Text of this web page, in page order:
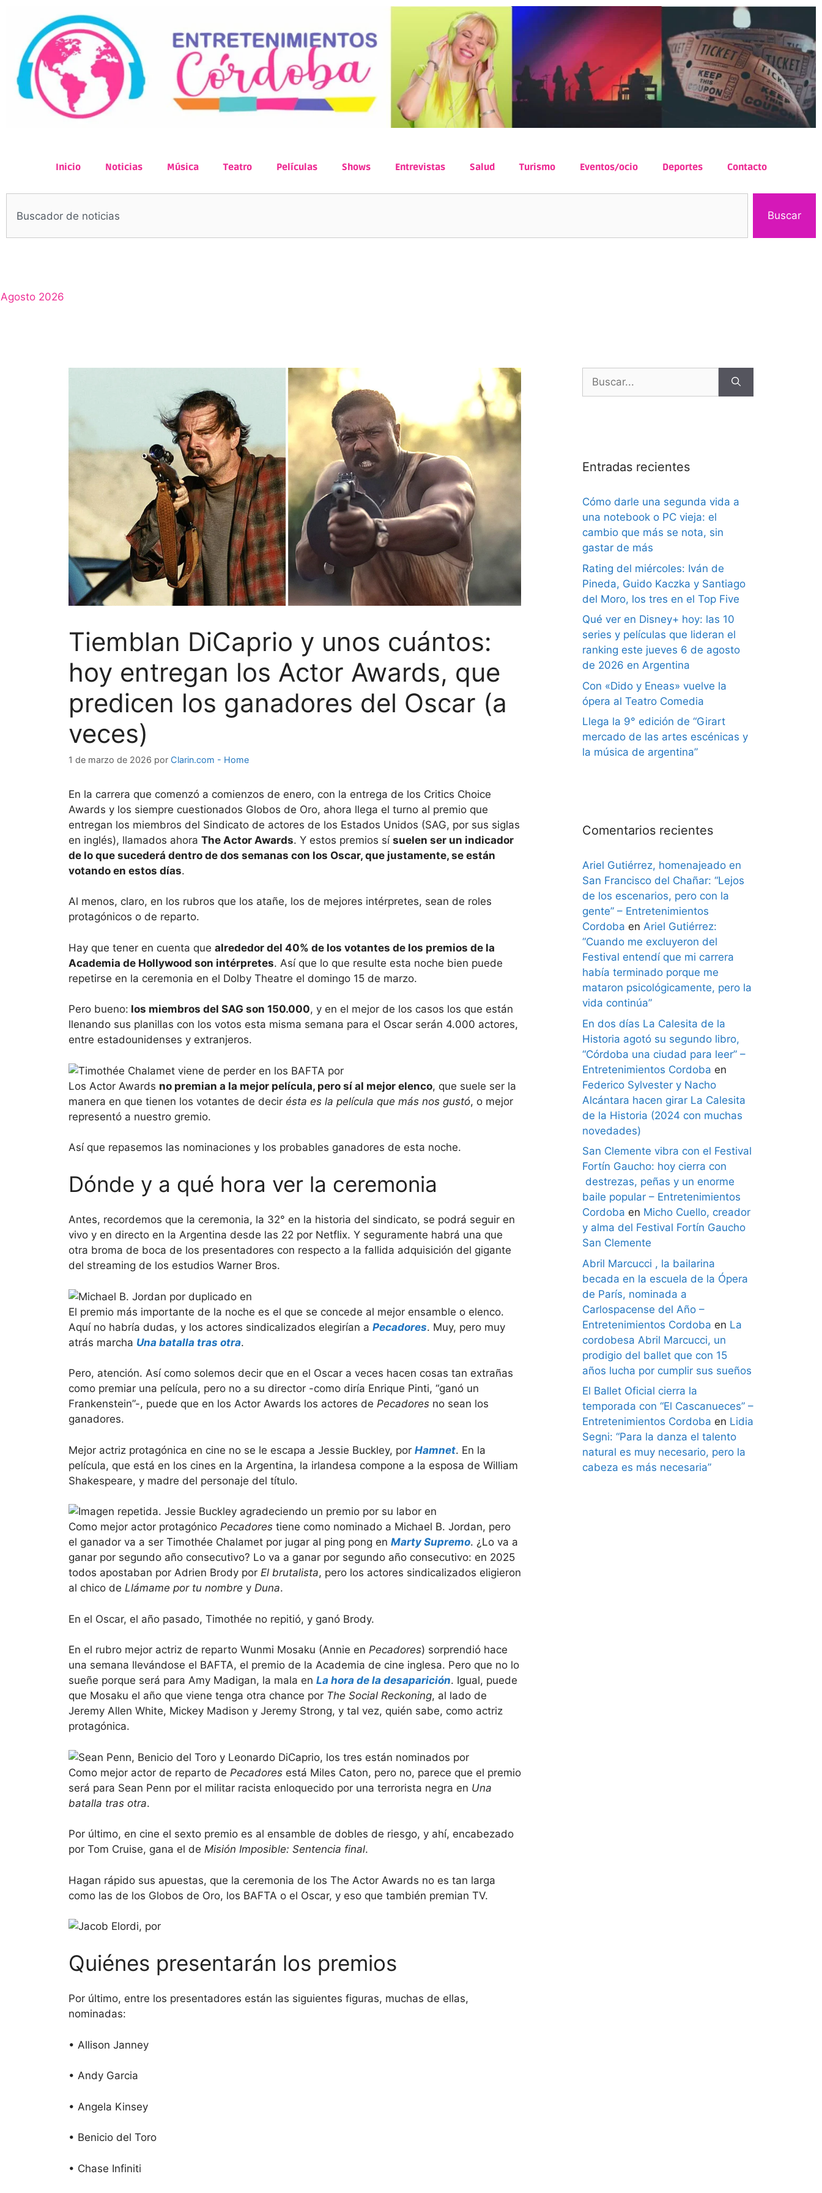
Inicio Noticias Música Teatro Películas Shows Entrevistas Salud Turismo Eventos/ocio Deportes Contacto
Buscar
Agosto 2026
Tiemblan DiCaprio y unos cuántos:
hoy entregan los Actor Awards, que
predicen los ganadores del Oscar (a
veces)
1 de marzo de 2026 por Clarin.com - Home
En la carrera que comenzó a comienzos de enero, con la entrega de los Critics Choice
Awards y los siempre cuestionados Globos de Oro, ahora llega el turno al premio que
entregan los miembros del Sindicato de actores de los Estados Unidos (SAG, por sus siglas
en inglés), llamados ahora The Actor Awards. Y estos premios sí suelen ser un indicador
de lo que sucederá dentro de dos semanas con los Oscar, que justamente, se están
votando en estos días.
Al menos, claro, en los rubros que los atañe, los de mejores intérpretes, sean de roles
protagónicos o de reparto.
Hay que tener en cuenta que alrededor del 40% de los votantes de los premios de la
Academia de Hollywood son intérpretes. Así que lo que resulte esta noche bien puede
repetirse en la ceremonia en el Dolby Theatre el domingo 15 de marzo.
Pero bueno: los miembros del SAG son 150.000, y en el mejor de los casos los que están
llenando sus planillas con los votos esta misma semana para el Oscar serán 4.000 actores,
entre estadounidenses y extranjeros.
Los Actor Awards no premian a la mejor película, pero sí al mejor elenco, que suele ser la
manera en que tienen los votantes de decir ésta es la película que más nos gustó, o mejor
representó a nuestro gremio.
Así que repasemos las nominaciones y los probables ganadores de esta noche.
Dónde y a qué hora ver la ceremonia
Antes, recordemos que la ceremonia, la 32° en la historia del sindicato, se podrá seguir en
vivo y en directo en la Argentina desde las 22 por Netflix. Y seguramente habrá una que
otra broma de boca de los presentadores con respecto a la fallida adquisición del gigante
del streaming de los estudios Warner Bros.
El premio más importante de la noche es el que se concede al mejor ensamble o elenco.
Aquí no habría dudas, y los actores sindicalizados elegirían a Pecadores. Muy, pero muy
atrás marcha Una batalla tras otra.
Pero, atención. Así como solemos decir que en el Oscar a veces hacen cosas tan extrañas
como premiar una película, pero no a su director -como diría Enrique Pinti, “ganó un
Frankenstein”-, puede que en los Actor Awards los actores de Pecadores no sean los
ganadores.
Mejor actriz protagónica en cine no se le escapa a Jessie Buckley, por Hamnet. En la
película, que está en los cines en la Argentina, la irlandesa compone a la esposa de William
Shakespeare, y madre del personaje del título.
Como mejor actor protagónico Pecadores tiene como nominado a Michael B. Jordan, pero
el ganador va a ser Timothée Chalamet por jugar al ping pong en Marty Supremo. ¿Lo va a
ganar por segundo año consecutivo? Lo va a ganar por segundo año consecutivo: en 2025
todos apostaban por Adrien Brody por El brutalista, pero los actores sindicalizados eligieron
al chico de Llámame por tu nombre y Duna.
En el Oscar, el año pasado, Timothée no repitió, y ganó Brody.
En el rubro mejor actriz de reparto Wunmi Mosaku (Annie en Pecadores) sorprendió hace
una semana llevándose el BAFTA, el premio de la Academia de cine inglesa. Pero que no lo
sueñe porque será para Amy Madigan, la mala en La hora de la desaparición. Igual, puede
que Mosaku el año que viene tenga otra chance por The Social Reckoning, al lado de
Jeremy Allen White, Mickey Madison y Jeremy Strong, y tal vez, quién sabe, como actriz
protagónica.
Como mejor actor de reparto de Pecadores está Miles Caton, pero no, parece que el premio
será para Sean Penn por el militar racista enloquecido por una terrorista negra en Una
batalla tras otra.
Por último, en cine el sexto premio es al ensamble de dobles de riesgo, y ahí, encabezado
por Tom Cruise, gana el de Misión Imposible: Sentencia final.
Hagan rápido sus apuestas, que la ceremonia de los The Actor Awards no es tan larga
como las de los Globos de Oro, los BAFTA o el Oscar, y eso que también premian TV.
Quiénes presentarán los premios
Por último, entre los presentadores están las siguientes figuras, muchas de ellas,
nominadas:
• Allison Janney
• Andy Garcia
• Angela Kinsey
• Benicio del Toro
• Chase Infiniti
Entradas recientes
Cómo darle una segunda vida a
una notebook o PC vieja: el
cambio que más se nota, sin
gastar de más
Rating del miércoles: Iván de
Pineda, Guido Kaczka y Santiago
del Moro, los tres en el Top Five
Qué ver en Disney+ hoy: las 10
series y películas que lideran el
ranking este jueves 6 de agosto
de 2026 en Argentina
Con «Dido y Eneas» vuelve la
ópera al Teatro Comedia
Llega la 9° edición de “Girart
mercado de las artes escénicas y
la música de argentina”
Comentarios recientes
Ariel Gutiérrez, homenajeado en
San Francisco del Chañar: “Lejos
de los escenarios, pero con la
gente” – Entretenimientos
Cordoba en Ariel Gutiérrez:
“Cuando me excluyeron del
Festival entendí que mi carrera
había terminado porque me
mataron psicológicamente, pero la
vida continúa”
En dos días La Calesita de la
Historia agotó su segundo libro,
“Córdoba una ciudad para leer” –
Entretenimientos Cordoba en
Federico Sylvester y Nacho
Alcántara hacen girar La Calesita
de la Historia (2024 con muchas
novedades)
San Clemente vibra con el Festival
Fortín Gaucho: hoy cierra con
destrezas, peñas y un enorme
baile popular – Entretenimientos
Cordoba en Micho Cuello, creador
y alma del Festival Fortín Gaucho
San Clemente
Abril Marcucci , la bailarina
becada en la escuela de la Ópera
de París, nominada a
Carlospacense del Año –
Entretenimientos Cordoba en La
cordobesa Abril Marcucci, un
prodigio del ballet que con 15
años lucha por cumplir sus sueños
El Ballet Oficial cierra la
temporada con “El Cascanueces” –
Entretenimientos Cordoba en Lidia
Segni: “Para la danza el talento
natural es muy necesario, pero la
cabeza es más necesaria”